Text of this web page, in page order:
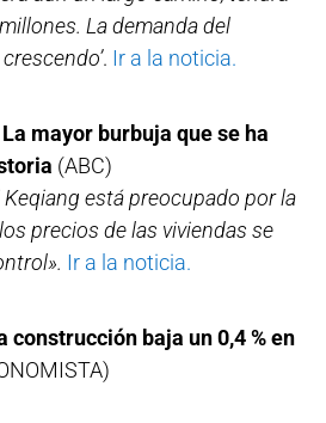
La demanda del
. Ir a la noticia.
mayor burbuja que se ha
(ABC)
está preocupado por la
precios de las viviendas se
Ir a la noticia.
construcción baja un 0,4 % en